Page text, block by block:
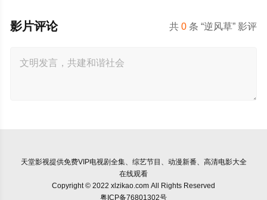
共0 条 “逆风草” 影评
影片评论
天堂影视提供免费VIP电视剧全集、综艺节目、动漫新番、高清电影大全
在线观看
Copyright © 2022 xlzikao.com All Rights Reserved
粤ICP备76801302号